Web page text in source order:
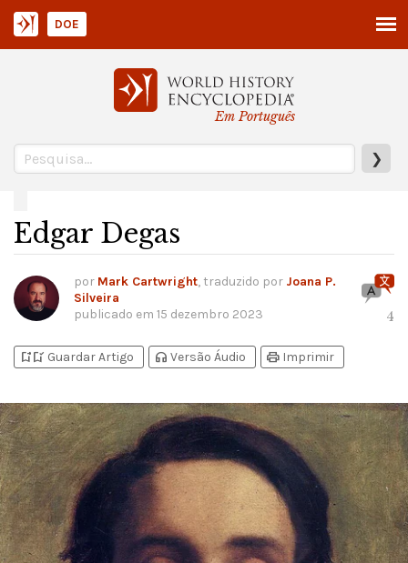
Em Português
❯
DOE
Edgar Degas
por Mark Cartwright, traduzido por Joana P.
Silveira
publicado em 15 dezembro 2023 4
bookmark_addbookmark_added Guardar Artigo headphones Versão Áudio print Imprimir